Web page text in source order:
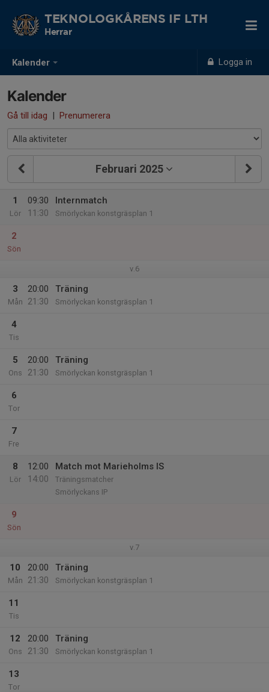
Kalender Logga in
TEKNOLOGKÅRENS IF LTH
Herrar
Kalender
Gå till idag | Prenumerera
Februari 2025
1
Lör
09:30
11:30
Internmatch
Smörlyckan konstgräsplan 1
2
Sön
v.6
3
Mån
20:00
21:30
Träning
Smörlyckan konstgräsplan 1
4
Tis
5
Ons
20:00
21:30
Träning
Smörlyckan konstgräsplan 1
6
Tor
7
Fre
8
Lör
12:00
14:00
Match mot Marieholms IS
Träningsmatcher
Smörlyckans IP
9
Sön
v.7
10
Mån
20:00
21:30
Träning
Smörlyckan konstgräsplan 1
11
Tis
12
Ons
20:00
21:30
Träning
Smörlyckan konstgräsplan 1
13
Tor